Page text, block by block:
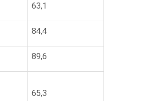
63,1
84,4
89,6
65,3